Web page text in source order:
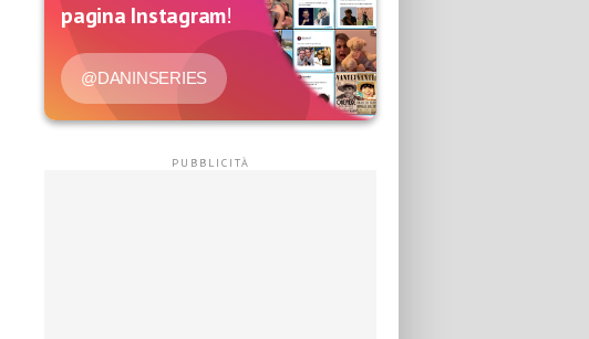
pagina Instagram!
@DANINSERIES